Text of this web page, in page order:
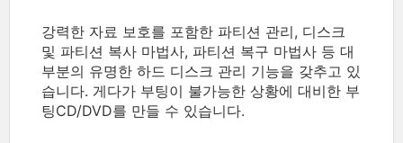
강력한 자료 보호를 포함한 파티션 관리, 디스크
및 파티션 복사 마법사, 파티션 복구 마법사 등 대
부분의 유명한 하드 디스크 관리 기능을 갖추고 있
습니다. 게다가 부팅이 불가능한 상황에 대비한 부
팅CD/DVD를 만들 수 있습니다.